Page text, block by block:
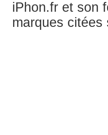
iPhon.fr et son
marques